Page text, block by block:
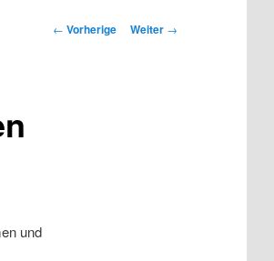
Beitrags-
← Vorherige Weiter →
und